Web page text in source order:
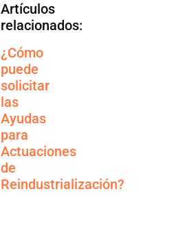
Artículos
relacionados:
¿Cómo
puede
solicitar
las
Ayudas
para
Actuaciones
de
Reindustrialización?